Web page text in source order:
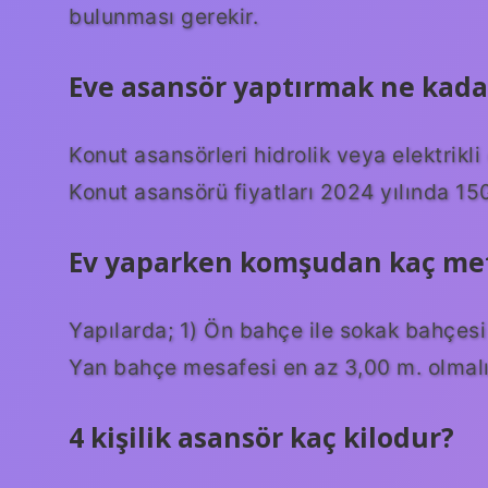
bulunması gerekir.
Eve asansör yaptırmak ne
Konut asansörleri hidrolik veya elektrikli
Konut asansörü fiyatları 2024 yılında
Ev yaparken komşudan kaç
Yapılarda; 1) Ön bahçe ile sokak
Yan bahçe mesafesi en az 3,00 m.
4 kişilik asansör kaç kilodur?